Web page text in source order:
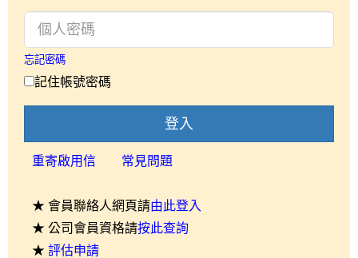
忘記密碼
記住帳號密碼
登入
重寄啟用信 常見問題
★ 會員聯絡人網頁請由此登入
★ 公司會員資格請按此查詢
★ 評估申請